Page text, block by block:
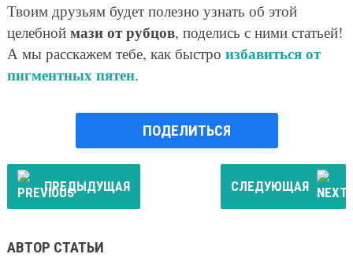
Твоим друзьям будет полезно узнать об этой
целебной мази от рубцов, поделись с ними статьей!
А мы расскажем тебе, как быстро избавиться от
пигментных пятен.
ПОДЕЛИТЬСЯ
ПРЕДЫДУЩАЯ СЛЕДУЮЩАЯ
АВТОР СТАТЬИ